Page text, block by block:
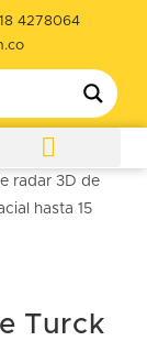
4278064
Turck